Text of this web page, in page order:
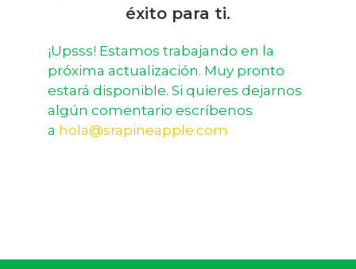
éxito para ti.
¡Upsss! Estamos trabajando en la
próxima actualización. Muy pronto
estará disponible. Si quieres dejarnos
algún comentario escríbenos
a hola@srapineapple.com